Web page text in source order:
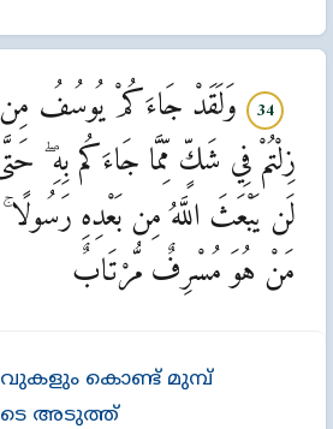
കൊണ്ട്‌ മുമ്പ്‌
അടുത്ത്‌
34
وَلَقَدْ جَاءَكُمْ يُوسُفُ مِن
زِلْتُمْ فِي شَكٍّ مِّمَّا جَاءَكُم بِهِ
لَن يَبْعَثَ اللَّهُ مِن بَعْدِهِ
مَنْ هُوَ مُسْرِفٌ مُّرْتَابٌ